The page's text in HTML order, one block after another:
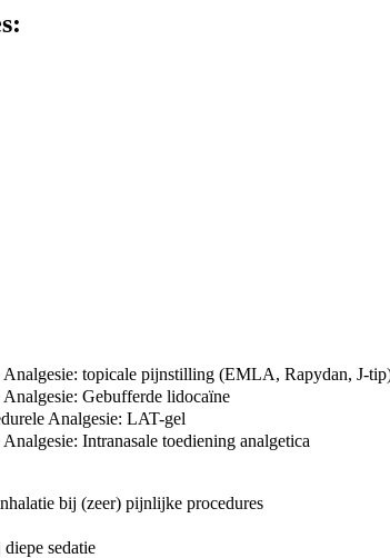
Analgesie: topicale pijnstilling (EMLA, Rapydan, J-
Gebufferde lidocaïne
Analgesie: LAT-gel
Intranasale toediening analgetica
bij (zeer) pijnlijke procedures
sedatie